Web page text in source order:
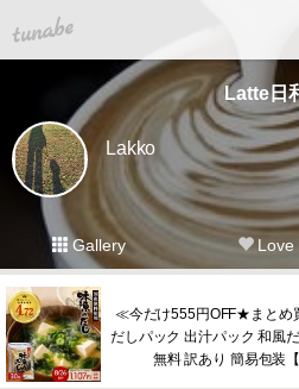
tuna.be
Latte日
Lakko
Gallery Love
≪今だけ555円OFF★まとめ
だしパック 出汁パック 和風
無料 訳あり 簡易包装